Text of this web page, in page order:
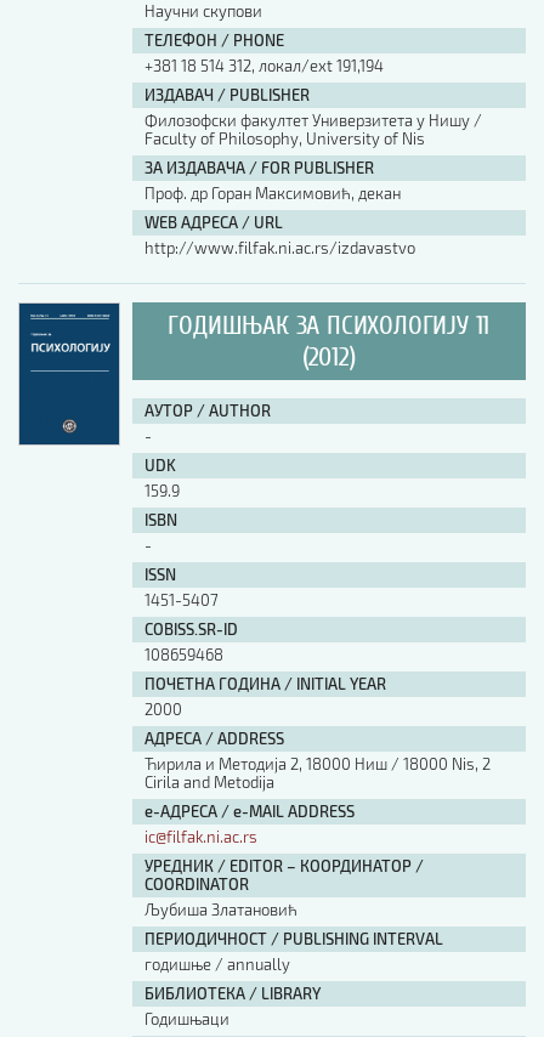
Научни скупови
ТЕЛЕФОН / PHONE
+381 18 514 312, локал/ext 191,194
ИЗДАВАЧ / PUBLISHER
Филозофски факултет Универзитета у Нишу /
Faculty of Philosophy, University of Nis
ЗА ИЗДАВАЧА / FOR PUBLISHER
Проф. др Горан Максимовић, декан
WEB АДРЕСА / URL
http://www.filfak.ni.ac.rs/izdavastvo
ГОДИШЊАК ЗА ПСИХОЛОГИЈУ 11
(2012)
АУТОР / AUTHOR
-
UDK
159.9
ISBN
-
ISSN
1451-5407
COBISS.SR-ID
108659468
ПОЧЕТНА ГОДИНА / INITIAL YEAR
2000
АДРЕСА / ADDRESS
Ћирила и Методија 2, 18000 Ниш / 18000 Nis, 2
Cirila and Metodija
е-АДРЕСА / e-MAIL ADDRESS
ic@filfak.ni.ac.rs
УРЕДНИК / EDITOR – КООРДИНАТОР /
COORDINATOR
Љубиша Златановић
ПЕРИОДИЧНОСТ / PUBLISHING INTERVAL
годишње / annually
БИБЛИОТЕКА / LIBRARY
Годишњаци